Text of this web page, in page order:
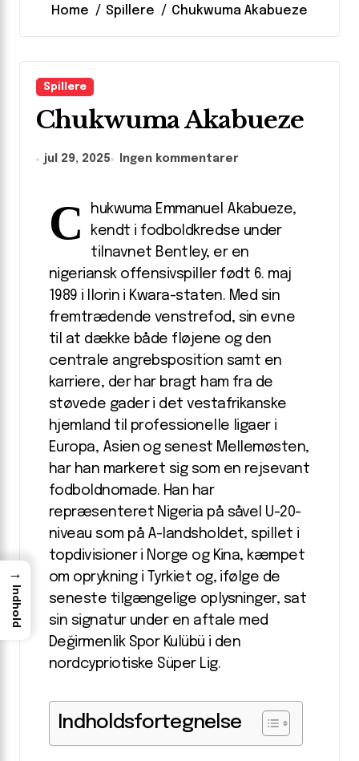
Home Spillere Chukwuma Akabueze
Spillere
Chukwuma Akabueze
jul 29, 2025 Ingen kommentarer
C
hukwuma Emmanuel Akabueze,
kendt i fodboldkredse under
tilnavnet Bentley, er en
nigeriansk offensivspiller født 6. maj
1989 i Ilorin i Kwara-staten. Med sin
fremtrædende venstrefod, sin evne
til at dække både fløjene og den
centrale angrebsposition samt en
karriere, der har bragt ham fra de
støvede gader i det vestafrikanske
hjemland til professionelle ligaer i
Europa, Asien og senest Mellemøsten,
har han markeret sig som en rejsevant
fodboldnomade. Han har
repræsenteret Nigeria på såvel U-20-
niveau som på A-landsholdet, spillet i
topdivisioner i Norge og Kina, kæmpet
om oprykning i Tyrkiet og, ifølge de
seneste tilgængelige oplysninger, sat
sin signatur under en aftale med
Değirmenlik Spor Kulübü i den
nordcypriotiske Süper Lig.
Indholdsfortegnelse
→
Indhold